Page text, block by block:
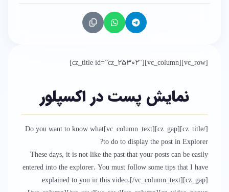
[vc_row][vc_column][cz_title id=”cz_25302″]
نمایش پست در اکسپلور
[/cz_title][cz_gap][vc_column_text]Do you want to know what
to do to display the post in Explorer?
These days, it is not like the past that your posts can be easily
entered into the explorer. You must follow some tips that I have
explained to you in this video.[/vc_column_text][cz_gap]